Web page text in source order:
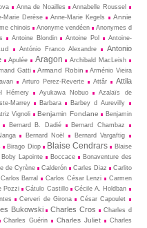
Anna de Noailles
Annabelle Roussel
Marie Derèse Anne-Marie Kegels
Annie
chinois Anonyme vendéen
Anonymes d
Antoine Blondin Antoine Pol
Antoine-
António Franco Alexandre
Antonio
Apulée Aragon
Archibald MacLeish
Gatti Armand Robin
Arménio Vieira
Arturo Perez-Reverte Attâr
Attila
Hémery Ayukawa Nobuo
Azalaïs de
Marrey Barbara Barbey d Aurevilly
Vignoli Benjamin Fondane
Benjamin
Bernard B. Dadié Bernard Chambaz
Bernard Noël
Bernard Vargaftig
Birago Diop Blaise Cendrars
Blaise
Boby Lapointe Boccace
Bonaventure des
de Cyrène Cal­derón Carles Diaz
Carlito
Carlos Barral Carlos César Lenzi
Carmen
Pozzi Cátulo Castillo
Cécile A. Holdban
Cerveri de Girona César Capoulet
Bukowski Charles Cros
Charles d
Charles Guérin Charles Juliet
Charles